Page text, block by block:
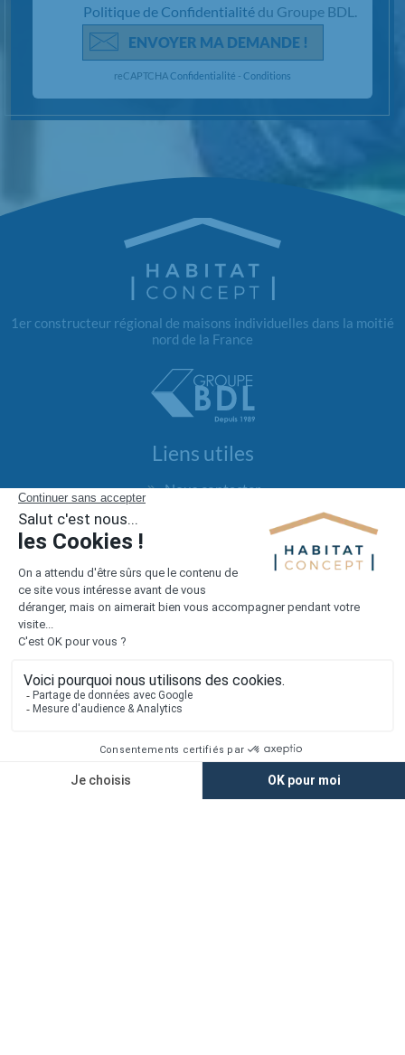
Politique de Confidentialité du Groupe BDL.
ENVOYER MA DEMANDE !
reCAPTCHAConfidentialité - Conditions
1er constructeur régional de maisons individuelles dans la moitié
nord de la France
Liens utiles
Nous contacter
Mentions légales
Vie privée
Plan du site
Accès rapide
Nos agences
Maisons + Terrains